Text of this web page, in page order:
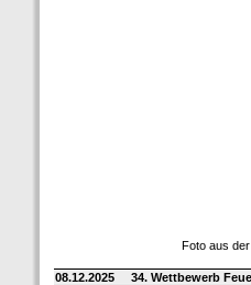
Foto aus
08.12.2025 34. Wettbewerb